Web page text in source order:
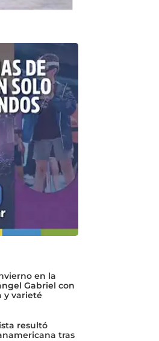
en la
Gabriel con
y varieté
resultó
tras